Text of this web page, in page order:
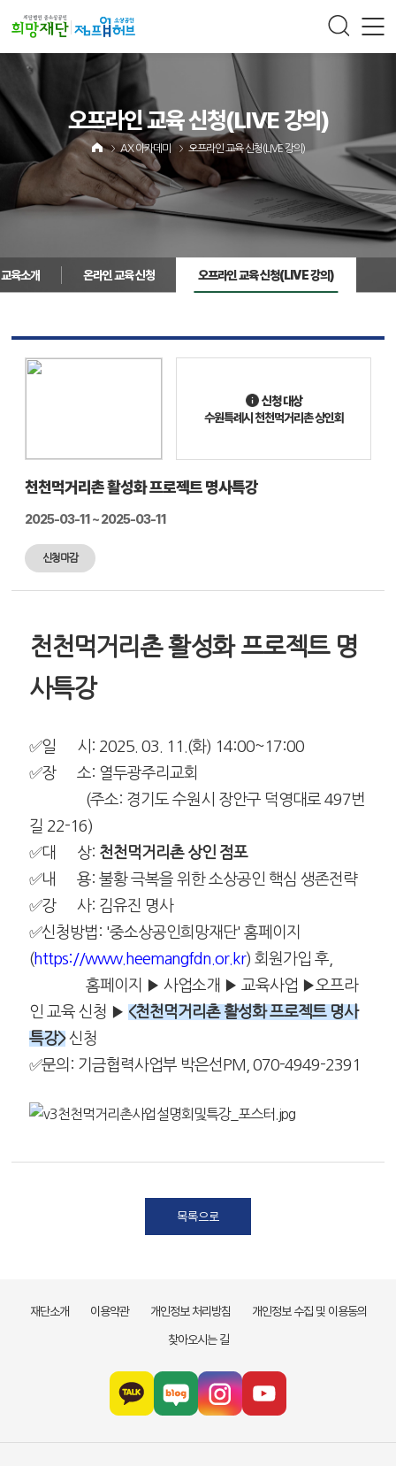
오프라인 교육 신청(LIVE 강의)
AX 아카데미 오프라인 교육 신청(LIVE 강의)
교육소개 온라인 교육 신청 오프라인 교육 신청(LIVE 강의)
천천먹거리촌 활성화 프로젝트 명사특강
2025-03-11 ~ 2025-03-11
신청마감
신청 대상
수원특례시 천천먹거리촌 상인회
천천먹거리촌 활성화 프로젝트 명
사특강
✅일 시: 2025. 03. 11.(화) 14:00~17:00
✅장 소: 열두광주리교회
(주소: 경기도 수원시 장안구 덕영대로 497번
길 22-16)
✅대 상: 천천먹거리촌 상인 점포
✅내 용: 불황 극복을 위한 소상공인 핵심 생존전략
✅강 사: 김유진 명사
✅신청방법: '중소상공인희망재단' 홈페이지
(https://www.heemangfdn.or.kr) 회원가입 후,
홈페이지 ▶ 사업소개 ▶ 교육사업 ▶오프라
인 교육 신청 ▶ <천천먹거리촌 활성화 프로젝트 명사
특강>신청
✅문의: 기금협력사업부 박은선PM, 070-4949-2391
목록으로
재단소개 이용약관 개인정보 처리방침
개인정보 수집 및 이용동의
찾아오시는 길